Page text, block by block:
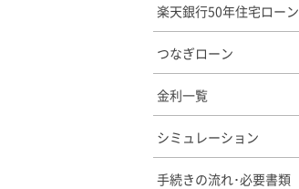
楽天銀行50年住宅ローン
つなぎローン
金利一覧
シミュレーション
手続きの流れ･必要書類